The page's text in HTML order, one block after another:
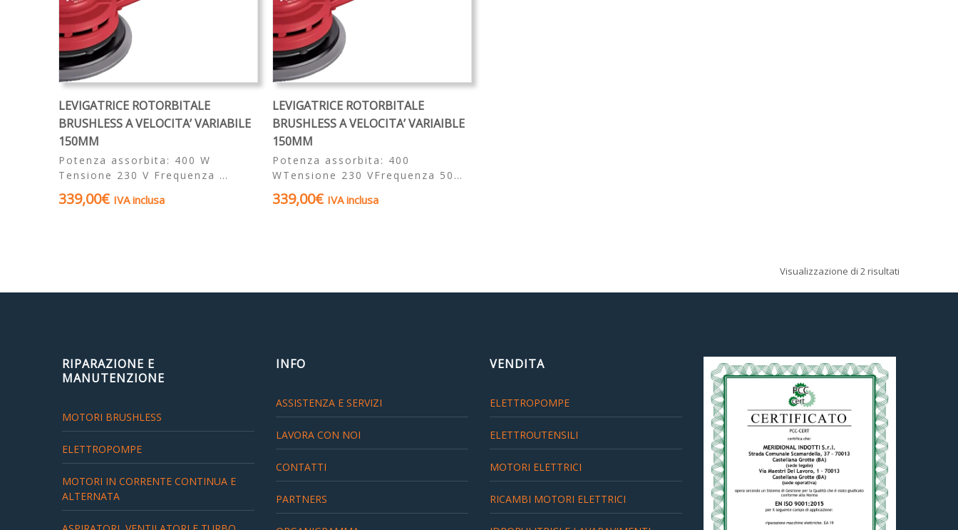
LEVIGATRICE ROTORBITALE
BRUSHLESS A VELOCITA’ VARIABILE
150MM
Potenza assorbita: 400 W
Tensione 230 V Frequenza …
339,00€ IVA inclusa
LEVIGATRICE ROTORBITALE
BRUSHLESS A VELOCITA’ VARIAIBLE
150MM
Potenza assorbita: 400
WTensione 230 VFrequenza 50…
339,00€ IVA inclusa
Visualizzazione di 2 risultati
RIPARAZIONE E
MANUTENZIONE
MOTORI BRUSHLESS
ELETTROPOMPE
MOTORI IN CORRENTE CONTINUA E
ALTERNATA
INFO
ASSISTENZA E SERVIZI
LAVORA CON NOI
CONTATTI
PARTNERS
VENDITA
ELETTROPOMPE
ELETTROUTENSILI
MOTORI ELETTRICI
RICAMBI MOTORI ELETTRICI